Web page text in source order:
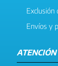
Exclusión
Envíos y